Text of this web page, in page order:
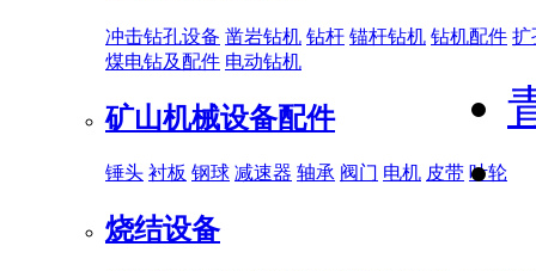
冲击钻孔设备 凿岩钻机 钻杆 锚杆钻机 钻机配件 扩
煤电钻及配件 电动钻机
矿山机械设备配件
锤头 衬板 钢球 减速器 轴承 阀门 电机 皮带 叶轮
烧结设备